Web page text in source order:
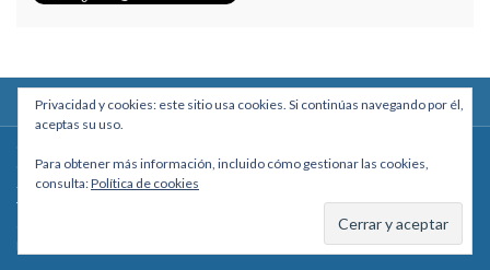
Calle Macario Pinilla # 2588 esq. Av. Arce, Edificio Arcadia, Mezzanine, Of. 101
- La Paz, Bolivia
Teléfono: +591 2431818 - Celular: +591 73027636
Privacidad y cookies: este sitio usa cookies. Si continúas navegando por él,
aceptas su uso.
Para obtener más información, incluido cómo gestionar las cookies,
consulta:Política de cookies